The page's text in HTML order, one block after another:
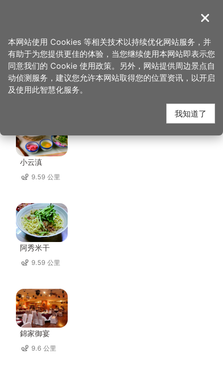
導覽
首页 > 想去的地方 > 住宿 > 太客旅店
太客旅店 周边店家
小云滇
9.59 公里
阿秀米干
9.59 公里
錦家御宴
9.6 公里
关闭
本网站使用 Cookies 等相关技术以持续优化网站服务，并
有助于为您提供更佳的体验，当您继续使用本网站即表示您
同意我们的 Cookie 使用政策。另外，网站提供周边景点自
动侦测服务，建议您允许本网站取得您的位置资讯，以开启
及使用此智慧化服务。
我知道了